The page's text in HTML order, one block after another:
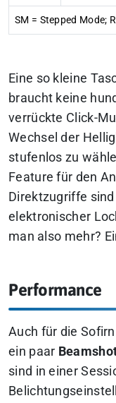
SM = Stepped Mode;
Eine so kleine
braucht keine
verrückte Click-
Wechsel der
stufenlos zu
Feature für den
Direktzugriffe
elektronischer
man also mehr?
Performance
Auch für die
ein paar
sind in einer